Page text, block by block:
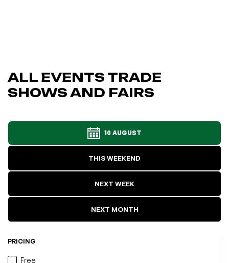
ALL EVENTS TRADE
SHOWS AND FAIRS
10 AUGUST
THIS WEEKEND
NEXT WEEK
NEXT MONTH
PRICING
Free